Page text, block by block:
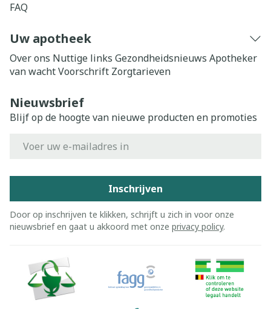
FAQ
Uw apotheek
Over ons Nuttige links Gezondheidsnieuws Apotheker
van wachtVoorschrift Zorgtarieven
Nieuwsbrief
Blijf op de hoogte van nieuwe producten en promoties
Inschrijven
Door op inschrijven te klikken, schrijft u zich in voor onze
nieuwsbrief en gaat u akkoord met onze privacy policy.